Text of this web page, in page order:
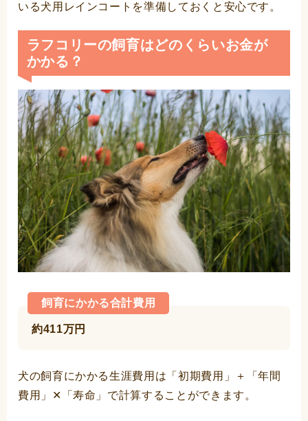
いる犬用レインコートを準備しておくと安心です。
ラフコリーの飼育はどのくらいお金が
かかる？
飼育にかかる合計費用
約411万円
犬の飼育にかかる生涯費用は「初期費用」＋「年間
費用」✕「寿命」で計算することができます。